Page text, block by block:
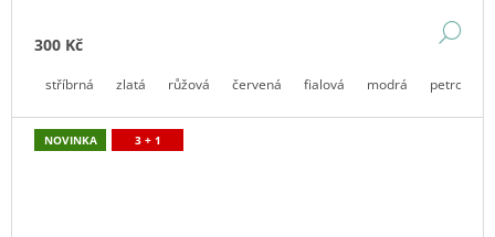
300 Kč
stříbrná zlatá růžová červená fialová modrá
NOVINKA 3 + 1